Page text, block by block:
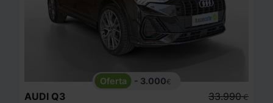
- 3.000€
AUDI Q3
33.990 €